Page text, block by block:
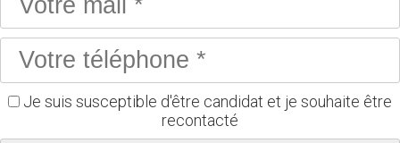
Je suis susceptible d'être candidat et je souhaite être
recontacté